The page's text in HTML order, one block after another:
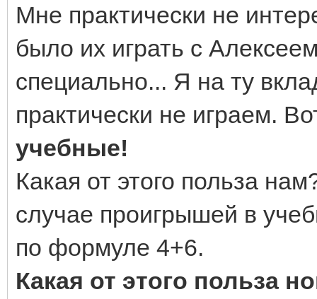
Мне практически не
было их играть с
специально... Я на ту
практически не играем.
учебные!
Какая от этого польза
случае проигрышей в
по формуле 4+6.
Какая от этого польза